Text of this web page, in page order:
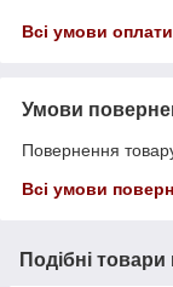
Всі умови оплати
Умови
Повернення
Всі умови
Подібні товари